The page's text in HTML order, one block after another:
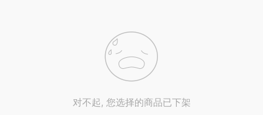
对不起, 您选择的商品已下架